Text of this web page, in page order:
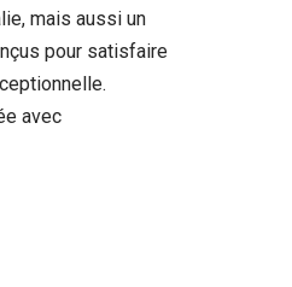
mais aussi un
pour satisfaire
avec